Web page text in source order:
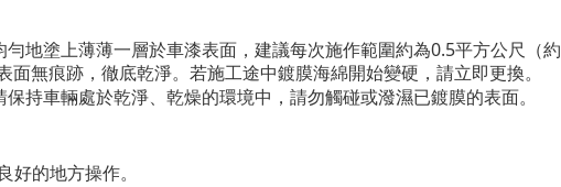
地塗上薄薄一層於車漆表面，建議每次施作範圍約為0.5平方公尺（約
面無痕跡，徹底乾淨。若施工途中鍍膜海綿開始變硬，請立即更換。
持車輛處於乾淨、乾燥的環境中，請勿觸碰或潑濕已鍍膜的表面。
的地方操作。